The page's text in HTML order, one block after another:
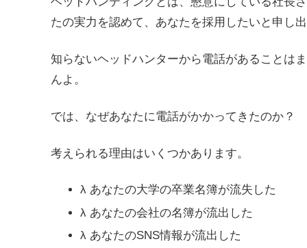
たの実力を認めて、あなたを採用したいと申し
知らないヘッドハンターから電話があることは
んよ。
では、なぜあなたに電話がかかってきたのか？
考えられる理由はいくつかあります。
λ あなたの大学の卒業名簿が流失した
λ あなたの会社の名簿が流出した
λ あなたのSNS情報が流出した